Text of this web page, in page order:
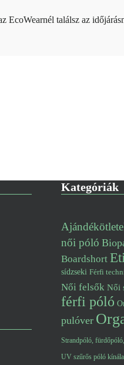
EcoWearnél találsz az
Kategóriák
női póló
Boardshort
sídzseki Férfi
Női felsők Női
férfi póló
pulóver
Strandpóló,
UV szűrős póló